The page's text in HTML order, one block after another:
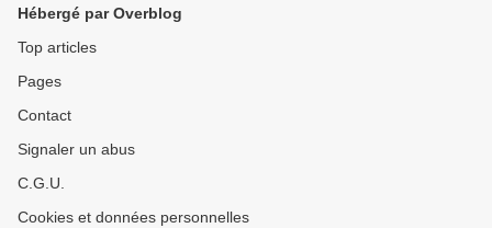
Hébergé par Overblog
Top articles
Pages
Contact
Signaler un abus
C.G.U.
Cookies et données personnelles